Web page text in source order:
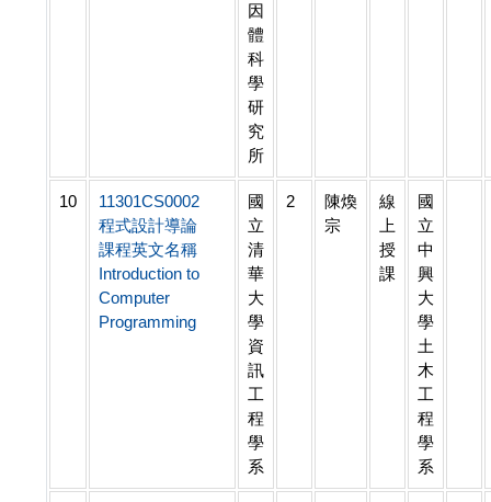
因
體
科
學
研
究
所
10
11301CS0002
程式設計導論
課程英文名稱
Introduction to
Computer
Programming
國
立
清
華
大
學
資
訊
工
程
學
系
2
陳煥
宗
線
上
授
課
國
立
中
興
大
學
土
木
工
程
學
系